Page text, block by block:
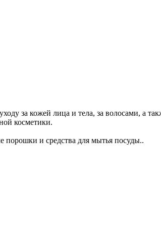
за кожей лица и тела, за волосами, а
косметики.
и средства для мытья посуды..